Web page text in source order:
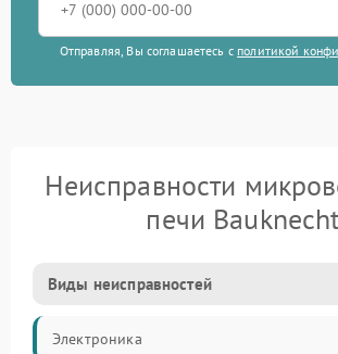
Отправляя, Вы соглашаетесь с политикой
Неисправности
печи
Виды неисправностей
Электроника